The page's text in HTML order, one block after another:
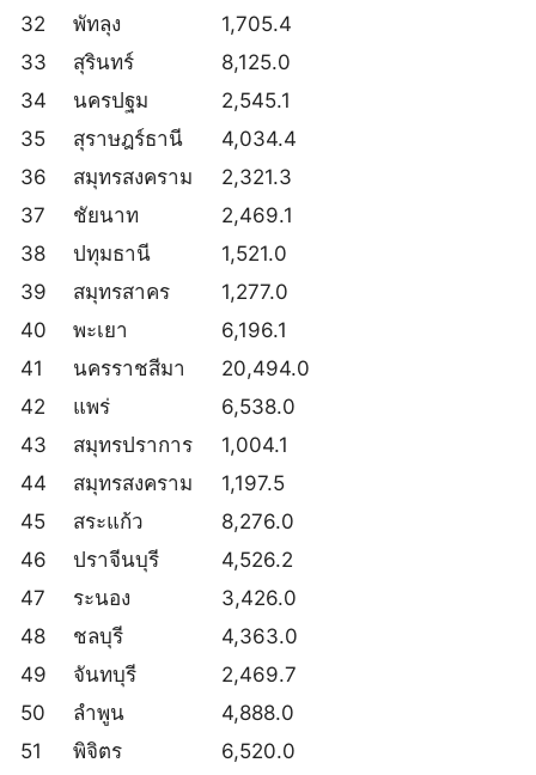
32
พัทลุง
1,705.4
33
สุรินทร์
8,125.0
34
นครปฐม
2,545.1
35
สุราษฎร์ธานี
4,034.4
36
สมุทรสงคราม
2,321.3
37
ชัยนาท
2,469.1
38
ปทุมธานี
1,521.0
39
สมุทรสาคร
1,277.0
40
พะเยา
6,196.1
41
นครราชสีมา
20,494.0
42
แพร่
6,538.0
43
สมุทรปราการ
1,004.1
44
สมุทรสงคราม
1,197.5
45
สระแก้ว
8,276.0
46
ปราจีนบุรี
4,526.2
47
ระนอง
3,426.0
48
ชลบุรี
4,363.0
49
จันทบุรี
2,469.7
50
ลำพูน
4,888.0
51
พิจิตร
6,520.0